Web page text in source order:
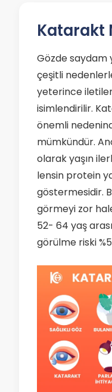
Katarakt
Gözde saydam
çeşitli
yeterince
isimlendirilir.
önemli
mümkündür.
olarak yaşın
lensin protein
göstermesidir.
görmeyi zor
52- 64 yaş
görülme riski